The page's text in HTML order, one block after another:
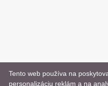
created bydanielhrenak.sk
Tento web používa na
personalizáciu reklám a na